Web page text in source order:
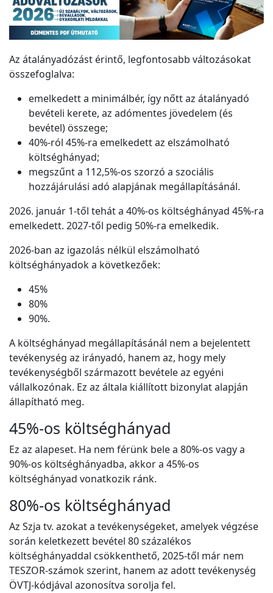
Az átalányadózást érintő, legfontosabb változásokat
összefoglalva:
emelkedett a minimálbér, így nőtt az átalányadó
bevételi kerete, az adómentes jövedelem (és
bevétel) összege;
40%-ról 45%-ra emelkedett az elszámolható
költséghányad;
megszűnt a 112,5%-os szorzó a szociális
hozzájárulási adó alapjának megállapításánál.
2026. január 1-től tehát a 40%-os költséghányad 45%-ra
emelkedett. 2027-től pedig 50%-ra emelkedik.
2026-ban az igazolás nélkül elszámolható
költséghányadok a következőek:
45%
80%
90%.
A költséghányad megállapításánál nem a bejelentett
tevékenység az irányadó, hanem az, hogy mely
tevékenységből származott bevétele az egyéni
vállalkozónak. Ez az általa kiállított bizonylat alapján
állapítható meg.
45%-os költséghányad
Ez az alapeset. Ha nem férünk bele a 80%-os vagy a
90%-os költséghányadba, akkor a 45%-os
költséghányad vonatkozik ránk.
80%-os költséghányad
Az Szja tv. azokat a tevékenységeket, amelyek végzése
során keletkezett bevétel 80 százalékos
költséghányaddal csökkenthető, 2025-től már nem
TESZOR-számok szerint, hanem az adott tevékenység
ÖVTJ-kódjával azonosítva sorolja fel.